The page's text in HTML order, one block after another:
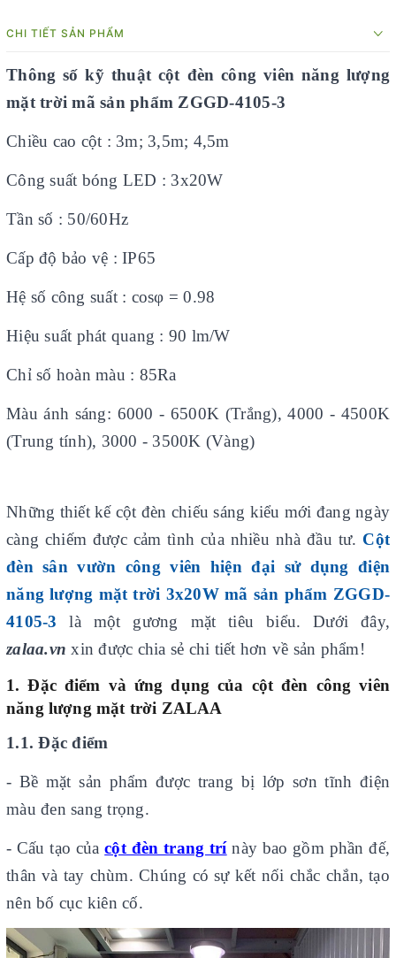
CHI TIẾT SẢN PHẨM
Thông số kỹ thuật cột đèn công viên năng lượng
mặt trời mã sản phẩm ZGGD-4105-3
Chiều cao cột : 3m; 3,5m; 4,5m
Công suất bóng LED : 3x20W
Tần số : 50/60Hz
Cấp độ bảo vệ : IP65
Hệ số công suất : cosφ = 0.98
Hiệu suất phát quang : 90 lm/W
Chỉ số hoàn màu : 85Ra
Màu ánh sáng: 6000 - 6500K (Trắng), 4000 - 4500K
(Trung tính), 3000 - 3500K (Vàng)
Những thiết kế cột đèn chiếu sáng kiểu mới đang ngày
càng chiếm được cảm tình của nhiều nhà đầu tư. Cột
đèn sân vườn công viên hiện đại sử dụng điện
năng lượng mặt trời 3x20W mã sản phẩm ZGGD-
4105-3
là một gương mặt tiêu biểu.
Dưới đây,
zalaa.vn xin được chia sẻ chi tiết hơn về sản phẩm!
1. Đặc điểm và ứng dụng của cộtđèn côngviên
năng lượng mặt trời ZALAA
1.1. Đặc điểm
- Bề mặt sản phẩm được trang bị lớp sơn tĩnh điện
màu đen sang trọng.
- Cấu tạo củacột đèn trang trí này bao gồm phần đế,
thân và tay chùm. Chúng có sự kết nối chắc chắn, tạo
nên bố cục kiên cố.